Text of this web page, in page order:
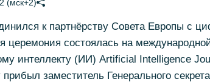
(мск+2)
к партнёрству Совета Европы с
церемония состоялась на
интеллекту (ИИ) Artificial Intelligence
заместитель Генерального